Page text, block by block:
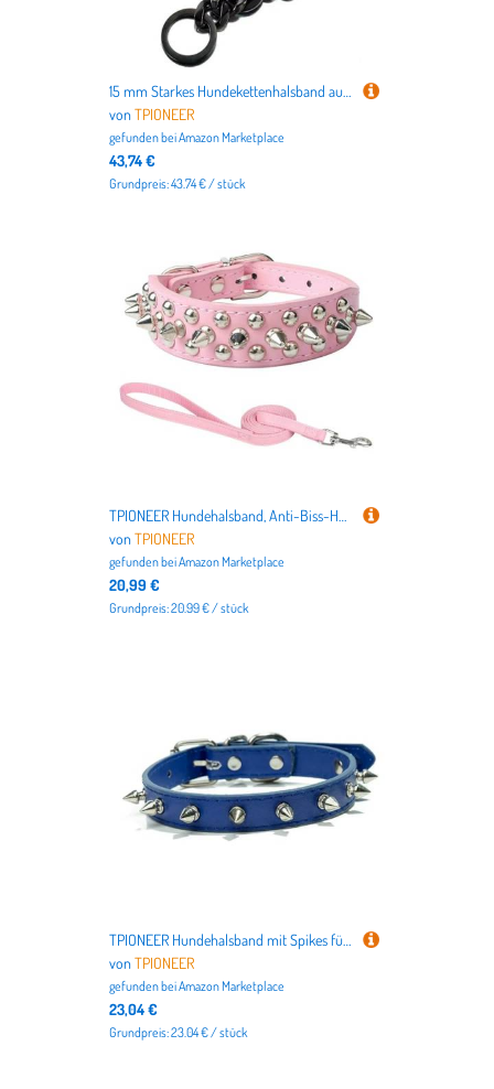
15 mm Starkes Hundekettenhalsband aus Metall, Edelstahl, für das Training von Haustieren, Würgehalsband für große Hunde, Pitbull, Bulldogge, Silber, Gold, Show
vonTPIONEER
gefunden beiAmazon Marketplace
43,74 €
Grundpreis: 43.74 € / stück
TPIONEER Hundehalsband, Anti-Biss-Halsband mit Spikes und Nieten für kleine, mittelgroße und große Hunde, Sport, gepolstert, für Bulldoggen, Mops, Welpen, große Hunde, Haustierbedarf
vonTPIONEER
gefunden beiAmazon Marketplace
20,99 €
Grundpreis: 20.99 € / stück
TPIONEER Hundehalsband mit Spikes für Hunde Kleiner Rassen, einreihiges Haustierhalsband aus Leder mit Nieten, Anti-Biss-Halsband für Welpen, verstellbar, für Katzen
vonTPIONEER
gefunden beiAmazon Marketplace
23,04 €
Grundpreis: 23.04 € / stück